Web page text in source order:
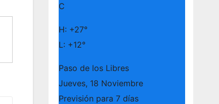
C
H: +27°
L: +12°
Paso de los Libres
Jueves, 18 Noviembre
Previsión para 7 días